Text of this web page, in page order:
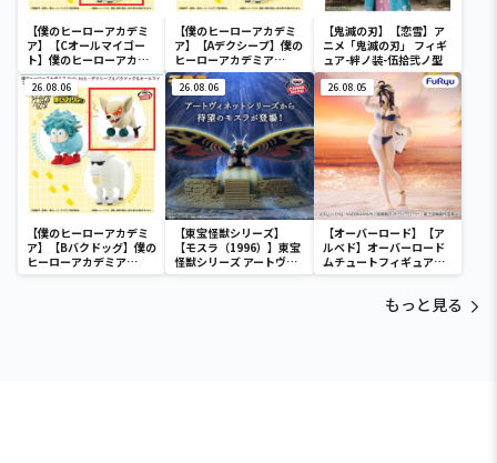
【僕のヒーローアカデミ
ア】【Cオールマイゴー
ト】僕のヒーローアカデ
ミア Fluffy Puffy～デク
シープ＆バクドッグ＆オ
ールマイゴート～
【僕のヒーローアカデミ
ア】【Aデクシープ】僕の
ヒーローアカデミア
Fluffy Puffy～デクシー
プ＆バクドッグ＆オール
マイゴート～
【鬼滅の刃】【恋雪】ア
ニメ「鬼滅の刃」 フィギ
ュア-絆ノ装-伍拾弐ノ型
26.08.06
【僕のヒーローアカデミ
ア】【Bバクドッグ】僕の
ヒーローアカデミア
Fluffy Puffy～デクシー
26.08.06
【東宝怪獣シリーズ】
【モスラ（1996）】東宝
怪獣シリーズ アートヴィ
ネット モスラ（1996）
26.08.05
【オーバーロード】【ア
ルベド】オーバーロード
ムチュートフィギュアー
アルベド・aqua ver.ー
もっと見る